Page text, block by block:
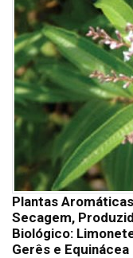
Plantas
Secagem,
Biológico:
Gerês e